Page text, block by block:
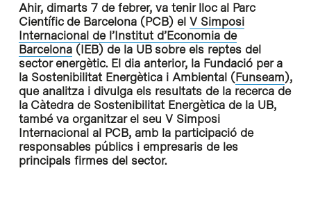
Ahir, dimarts 7 de febrer, va tenir lloc al Parc
Científic de Barcelona (PCB) el V Simposi
Internacional de l’Institut d’Economia de
Barcelona(IEB) de la UB sobre els reptes del
sector energètic. El dia anterior, la Fundació per a
la Sostenibilitat Energètica i Ambiental (Funseam),
que analitza i divulga els resultats de la recerca de
la Càtedra de Sostenibilitat Energètica de la UB,
també va organitzar el seu V Simposi
Internacional al PCB, amb la participació de
responsables públics i empresaris de les
principals firmes del sector.